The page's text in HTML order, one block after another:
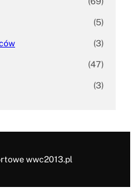
(5)
(3)
(47)
(3)
wwc2013.pl